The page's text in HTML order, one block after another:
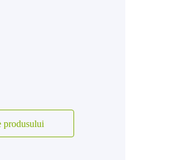
produsului